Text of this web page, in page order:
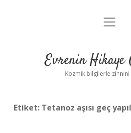
Anasayfa
Yasal Uyarı
menüyü
Evrenin Hikaye
Kozmik bilgilerle zihnini
Etiket: Tetanoz aşısı geç